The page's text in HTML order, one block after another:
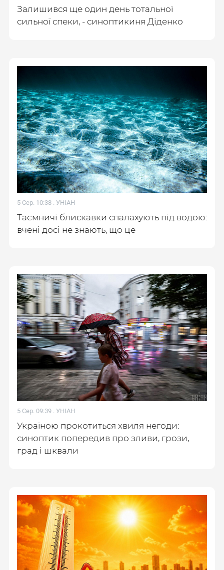
Залишився ще один день тотальної
сильної спеки, - синоптикиня Діденко
5 Сер. 10:38 . УНІАН
Таємничі блискавки спалахують під водою:
вчені досі не знають, що це
5 Сер. 09:39 . УНІАН
Україною прокотиться хвиля негоди:
синоптик попередив про зливи, грози,
град і шквали